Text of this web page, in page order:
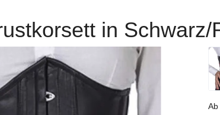
in Schwarz/
Ab